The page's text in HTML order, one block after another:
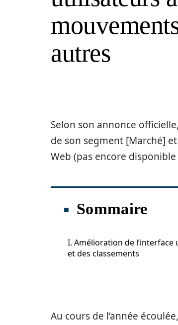
autres
Selon son annonce officielle,
de son segment [Marché]
Web (pas encore
Sommaire
I. Amélioration de l’interface
et des classements
Au cours de l’année